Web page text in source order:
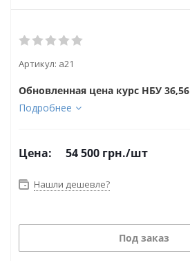
Артикул: а21
Обновленная цена курс НБУ 36,56
Подробнее
Цена: 54 500 грн./шт
Нашли дешевле?
Под заказ